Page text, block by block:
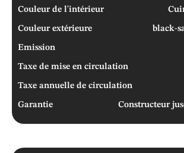
Couleur de l'intérieur
Couleur extérieure black-
Emission
Taxe de mise en circulation
Taxe annuelle de circulation
Garantie Constructeur